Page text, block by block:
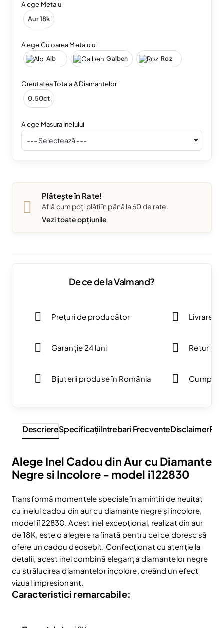
Alege Metalul
Aur 18k
Alege Culoarea Metalului
Alb Galben Roz
Greutatea Totala A Diamantelor
0.50ct
Alege Masura Inelului
Plătește în Rate!
Află cum poți plăti în până la 60 de rate.
Vezi toate opțiunile
De ce de la Valmand?
Prețuri de producător
Garanție 24 luni
Bijuterii produse în România
Livrare
Retur
DescriereSpecificaţiiIntrebari FrecventeDisclaimer
Alege Inel Cadou din Aur cu Diamante
Negre si Incolore - model i122830
Transformă momentele speciale în amintiri de neuitat
cu inelul cadou din aur cu diamante negre și incolore,
model i122830. Acest inel excepțional, realizat din aur
de 18K, este o alegere rafinată pentru cei ce doresc să
ofere un cadou deosebit. Confecționat cu atenție la
detalii, acest inel combină eleganța diamantelor negre
cu strălucirea diamantelor incolore, creând un efect
vizual impresionant.
Caracteristici remarcabile: